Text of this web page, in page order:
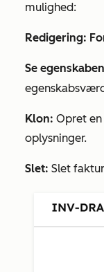
mulighed:
Redigering:
Se
Klon: Opret
oplysninger.
Slet: Slet